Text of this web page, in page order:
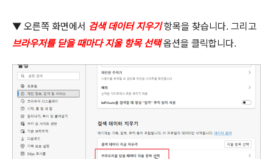
▼ 오른쪽 화면에서 검색 데이터 지우기 항목을 찾습니다. 그리고
브라우저를 닫을 때마다 지울 항목 선택옵션을 클릭합니다.